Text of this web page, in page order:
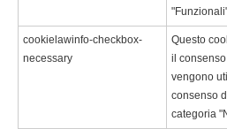
cookielawinfo-checkbox-
necessary
Questo
il
vengono
consenso
categoria